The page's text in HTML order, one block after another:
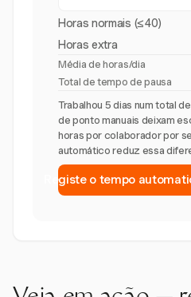
Horas normais (≤40)
Horas extra
Média de horas/dia
Total de tempo de pausa
Trabalhou 5 dias num total
de ponto manuais deixam
horas por colaborador por
automático reduz essa
Registe o tempo